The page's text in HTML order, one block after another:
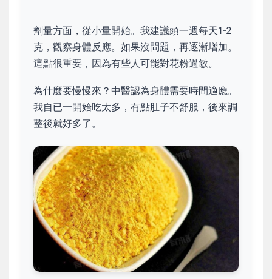
劑量方面，從小量開始。我建議頭一週每天1-2
克，觀察身體反應。如果沒問題，再逐漸增加。
這點很重要，因為有些人可能對花粉過敏。
為什麼要慢慢來？中醫認為身體需要時間適應。
我自已一開始吃太多，有點肚子不舒服，後來調
整後就好多了。